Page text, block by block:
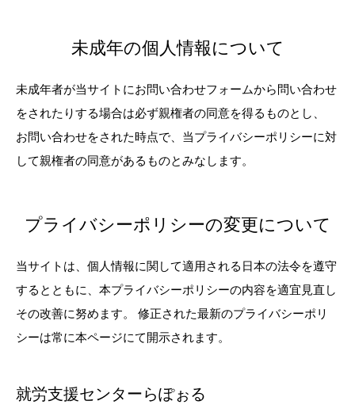
未成年の個人情報について
未成年者が当サイトにお問い合わせフォームから問い合わせ
をされたりする場合は必ず親権者の同意を得るものとし、
お問い合わせをされた時点で、当プライバシーポリシーに対
して親権者の同意があるものとみなします。
プライバシーポリシーの変更について
当サイトは、個人情報に関して適用される日本の法令を遵守
するとともに、本プライバシーポリシーの内容を適宜見直し
その改善に努めます。 修正された最新のプライバシーポリ
シーは常に本ページにて開示されます。
就労支援センターらぽぉる